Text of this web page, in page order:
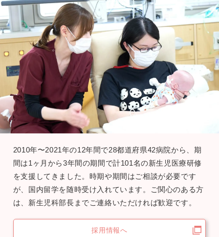
2010年〜2021年の12年間で28都道府県42病院から、期
間は1ヶ月から3年間の期間で計101名の新生児医療研修
を支援してきました。時期や期間はご相談が必要です
が、国内留学を随時受け入れています。ご関心のある方
は、新生児科部長までご連絡いただければ歓迎です。
採用情報へ